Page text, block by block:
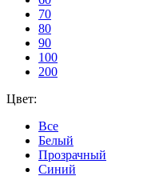
70
80
90
100
200
Цвет:
Все
Белый
Прозрачный
Синий